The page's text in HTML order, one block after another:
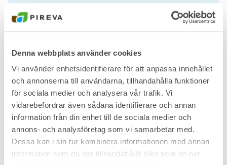
Denna webbplats använder cookies
Vi använder enhetsidentifierare för att anpassa innehållet
och annonserna till användarna, tillhandahålla funktioner
för sociala medier och analysera vår trafik. Vi
vidarebefordrar även sådana identifierare och annan
information från din enhet till de sociala medier och
annons- och analysföretag som vi samarbetar med.
Dessa kan i sin tur kombinera informationen med annan
information som du har tillhandahållit eller som de har
Anslutning till kommunalt VA –
Anslutning till kommunalt VA –
Tillbyggnad/ändring av verksamhet
Anmälan/Begäran om kontroll av
vattenmätarens funktion